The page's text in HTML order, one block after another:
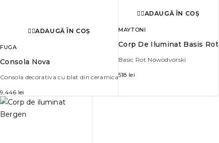
ADAUGĂ ÎN COȘ
FUGA
Consola Nova
Consola decorativa cu blat din ceramica
9.446 lei
ADAUGĂ ÎN COȘ
MAYTONI
Corp De Iluminat Basis Rot
Basic Rot Nowodvorski
518 lei